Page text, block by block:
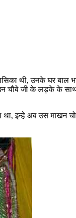
थी, उनके घर बाल
उन चौबे जी के लड़के
इन्हे अब उस माखन